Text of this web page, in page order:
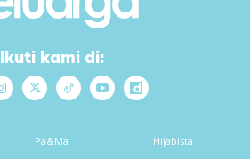
Ikuti kami di:
Pa&Ma Hijabista